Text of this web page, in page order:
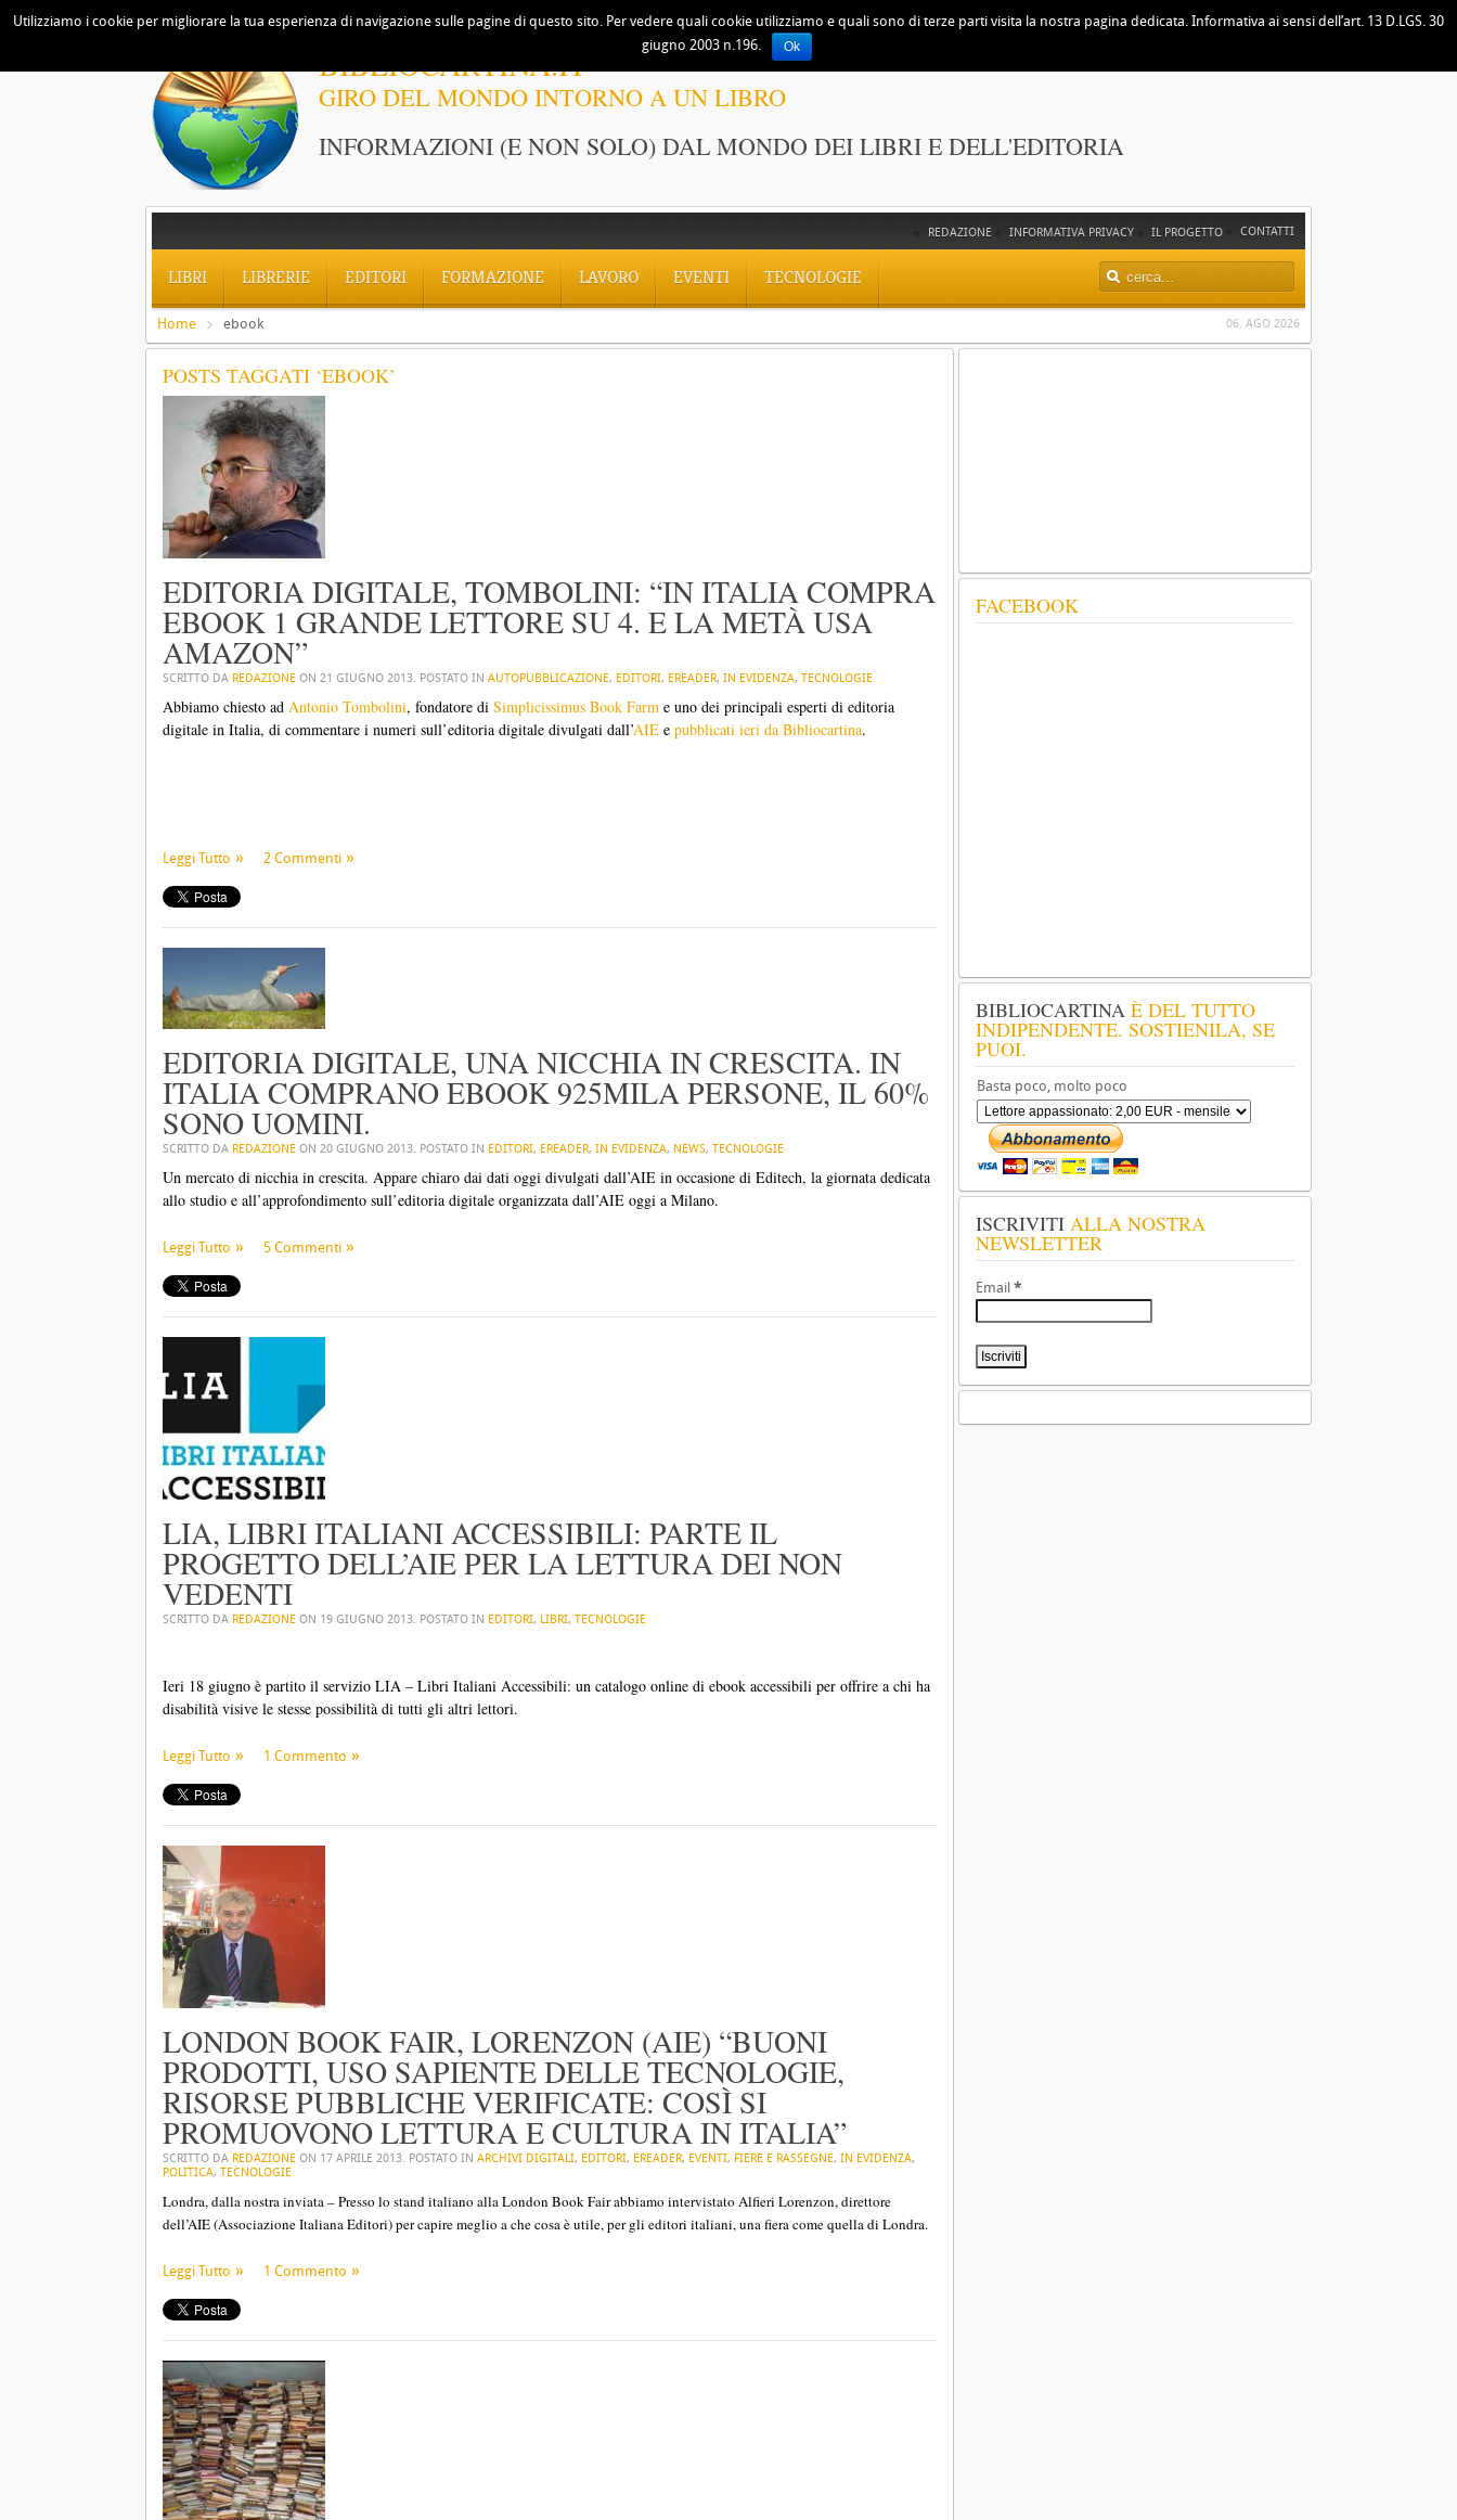
BIBLIOCARTINA.IT
GIRO DEL MONDO INTORNO A UN LIBRO
INFORMAZIONI (E NON SOLO) DAL MONDO DEI LIBRI E DELL'EDITORIA
CONTATTI
IL PROGETTO
INFORMATIVA PRIVACY
REDAZIONE
LIBRI LIBRERIE EDITORI FORMAZIONE LAVORO EVENTI TECNOLOGIE
06. AGO 2026
Home ebook
POSTS TAGGATI ‘EBOOK’
EDITORIA DIGITALE, TOMBOLINI: “IN ITALIA COMPRA
EBOOK 1 GRANDE LETTORE SU 4. E LA METÀ USA
AMAZON”
SCRITTO DA REDAZIONE ON 21 GIUGNO 2013. POSTATO IN AUTOPUBBLICAZIONE, EDITORI, EREADER, IN EVIDENZA, TECNOLOGIE
Abbiamo chiesto ad Antonio Tombolini, fondatore di Simplicissimus Book Farm e uno dei principali esperti di editoria
digitale in Italia, di commentare i numeri sull’editoria digitale divulgati dall’AIE e pubblicati ieri da Bibliocartina.
Leggi Tutto 2 Commenti
EDITORIA DIGITALE, UNA NICCHIA IN CRESCITA. IN
ITALIA COMPRANO EBOOK 925MILA PERSONE, IL 60%
SONO UOMINI.
SCRITTO DA REDAZIONE ON 20 GIUGNO 2013. POSTATO IN EDITORI, EREADER, IN EVIDENZA, NEWS, TECNOLOGIE
Un mercato di nicchia in crescita. Appare chiaro dai dati oggi divulgati dall’AIE in occasione di Editech, la giornata dedicata
allo studio e all’approfondimento sull’editoria digitale organizzata dall’AIE oggi a Milano.
Leggi Tutto 5 Commenti
LIA, LIBRI ITALIANI ACCESSIBILI: PARTE IL
PROGETTO DELL’AIE PER LA LETTURA DEI NON
VEDENTI
SCRITTO DA REDAZIONE ON 19 GIUGNO 2013. POSTATO IN EDITORI, LIBRI, TECNOLOGIE
Ieri 18 giugno è partito il servizio LIA – Libri Italiani Accessibili: un catalogo online di ebook accessibili per offrire a chi ha
disabilità visive le stesse possibilità di tutti gli altri lettori.
Leggi Tutto 1 Commento
LONDON BOOK FAIR, LORENZON (AIE) “BUONI
PRODOTTI, USO SAPIENTE DELLE TECNOLOGIE,
RISORSE PUBBLICHE VERIFICATE: COSÌ SI
PROMUOVONO LETTURA E CULTURA IN ITALIA”
SCRITTO DA REDAZIONE ON 17 APRILE 2013. POSTATO IN ARCHIVI DIGITALI, EDITORI, EREADER, EVENTI, FIERE E RASSEGNE, IN EVIDENZA,
POLITICA, TECNOLOGIE
Londra, dalla nostra inviata – Presso lo stand italiano alla London Book Fair abbiamo intervistato Alfieri Lorenzon, direttore
dell’AIE (Associazione Italiana Editori) per capire meglio a che cosa è utile, per gli editori italiani, una fiera come quella di Londra.
Leggi Tutto 1 Commento
FACEBOOK
BIBLIOCARTINA È DEL TUTTO
INDIPENDENTE. SOSTIENILA, SE
PUOI.
Basta poco, molto poco
ISCRIVITI ALLA NOSTRA
NEWSLETTER
Email *
Utilizziamo i cookie per migliorare la tua esperienza di navigazione sulle pagine di questo sito. Per vedere quali cookie utilizziamo e quali sono di terze parti visita la nostra pagina dedicata. Informativa ai sensi dell’art. 13 D.LGS. 30
giugno 2003 n.196.
Ok